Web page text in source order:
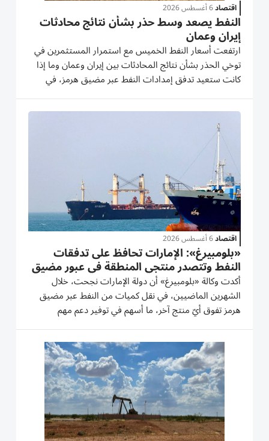
اقتصاد6 أغسطس 2026
النفط يصعد وسط حذر بشأن نتائج محادثات
إيران وعمان
ارتفعت أسعار النفط الخميس مع استمرار المستثمرين في
توخي الحذر بشأن نتائج المحادثات بين إيران وعمان وما إذا
كانت ستعيد تدفق إمدادات النفط عبر مضيق هرمز، ‌في
حين أدت الأنباء عن هجمات على ناقلتي نفط سعوديتين في
البحر الأحمر وخليج عدن ​إلى تجدد التوتر المتعلق
بالإمدادات....
اقتصاد6 أغسطس 2026
«بلومبيرغ»: الإمارات تحافظ على تدفقات
النفط وتتصدر منتجي المنطقة في عبور مضيق
هرمز
أكدت وكالة «بلومبيرغ» أن دولة الإمارات نجحت، خلال
الشهرين الماضيين، في نقل كميات من النفط عبر مضيق
هرمز تفوق أيّ منتج آخر، ما أسهم في توفير دعم مهم
للأسواق العالمية، والحفاظ على استقرار إمدادات الطاقة في
ظل التحديات التي تواجه القطاع. وأشارت الوكالة إلى أن
شركة «أدنوك»...